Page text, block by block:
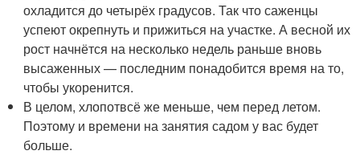
охладится до четырёх градусов. Так что саженцы
успеют окрепнуть и прижиться на участке. А весной их
рост начнётся на несколько недель раньше вновь
высаженных — последним понадобится время на то,
чтобы укоренится.
В целом, хлопотвсё же меньше, чем перед летом.
Поэтому и времени на занятия садом у вас будет
больше.